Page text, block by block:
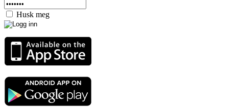
Husk meg